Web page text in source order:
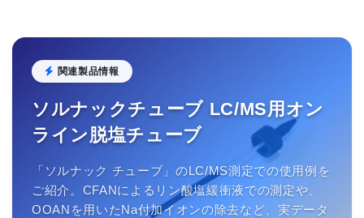
関連製品情報
ソルナックチューブ LC/MS用オン
ライン脱塩チューブ
「ソルナック チューブ」のLC/MS測定での使用例を
ご紹介。CFANによるリン酸塩緩衝液での測定や、
OOANを用いたNa付加イオンの除去など、実データ